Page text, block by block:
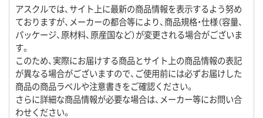
アスクルでは、サイト上に最新の商品情報を表示するよう努め
ておりますが、メーカーの都合等により、商品規格・仕様（容量、
パッケージ、原材料、原産国など）が変更される場合がございま
す。
このため、実際にお届けする商品とサイト上の商品情報の表記
が異なる場合がございますので、ご使用前には必ずお届けした
商品の商品ラベルや注意書きをご確認ください。
さらに詳細な商品情報が必要な場合は、メーカー等にお問い合
わせください。